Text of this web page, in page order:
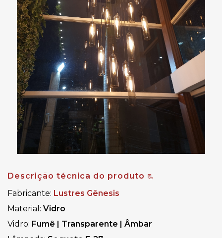
Descrição técnica do produto 📃
Fabricante: Lustres Gênesis
Material: Vidro
Vidro: Fumê Transparente
Âmbar